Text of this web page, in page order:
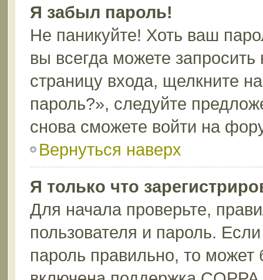
Я забыл пароль!
Не паникуйте! Хоть ваш
вы всегда можете
страницу входа, щелкните
пароль?», следуйте
снова сможете войти на
Вернуться наверх
Я только что
Для начала проверьте,
пользователя и пароль.
пароль правильно, то